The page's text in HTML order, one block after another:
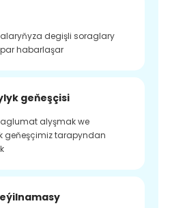
degişli soraglary
habarlaşar
geňeşçisi
alyşmak we
geňeşçimiz tarapyndan